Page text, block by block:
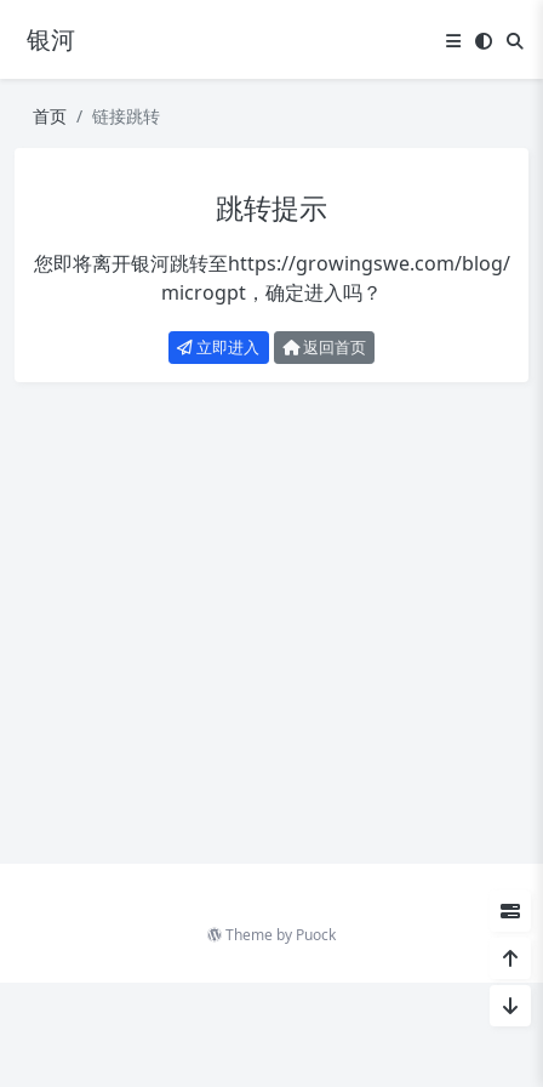
银河
首页 链接跳转
跳转提示
您即将离开银河跳转至https://growingswe.com/blog/
microgpt ，确定进入吗？
立即进入 返回首页
Theme by Puock